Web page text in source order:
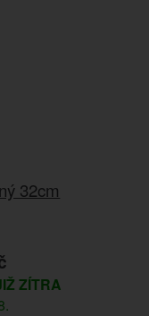
32cm
ZÍTRA